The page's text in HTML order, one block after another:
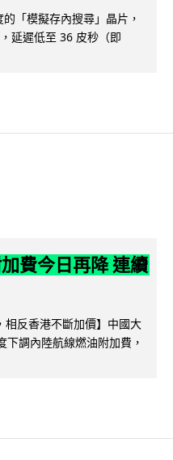
「模擬存內搜尋」晶片，
延遲低至 36 皮秒（即
費今日再降 連續
相反香港不斷加價】中國大
調內陸航線燃油附加費，